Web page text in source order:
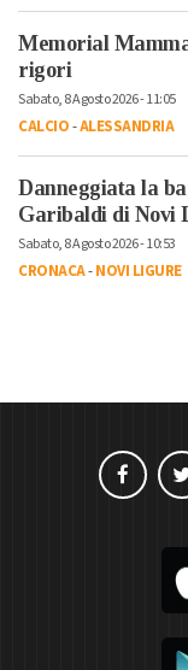
Memorial
rigori
Sabato, 8 Agosto 2026 - 11:05
CALCIO-ALESSANDRIA
Danneggiata la
Garibaldi di Novi
Sabato, 8 Agosto 2026 - 10:53
CRONACA-NOVI LIGURE